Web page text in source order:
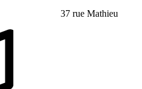
37 rue Mathieu